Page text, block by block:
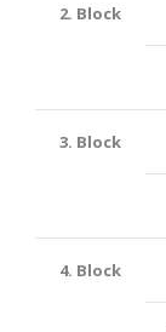
2. Block
3. Block
4. Block